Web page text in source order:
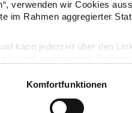
verwenden wir Cookies
im Rahmen aggregierter
kann jederzeit über den
Vertrag widerrufen
Komfortfunktionen